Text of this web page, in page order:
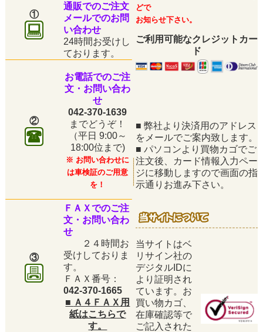
①
通販でのご注文
メールでのお問
い合わせ
24時間お受けし
ております。
どで
お知らせ下さい。
ご利用可能なクレジットカー
ド
②
お電話でのご注
文・お問い合わ
せ
042-370-1639
までどうぞ！
（平日 9:00～
18:00位まで)
※ お問い合わせに
は車検証のご用意
を！
■ 弊社より決済用のアドレス
をメールでご案内致します。
■ パソコンより買物カゴでご
注文後、カード情報入力ペー
ジに移動しますので画面の指
示通りお進み下さい。
③
ＦＡＸでのご注
文・お問い合わ
せ
２４時間お
受けしておりま
す。
ＦＡＸ番号：
042-370-1665
当サイトはベ
リサイン社の
デジタルIDに
より証明され
ています。お
買い物カゴ、
在庫確認等で
ご記入された
■ Ａ４ＦＡＸ用
紙はこちらで
す。